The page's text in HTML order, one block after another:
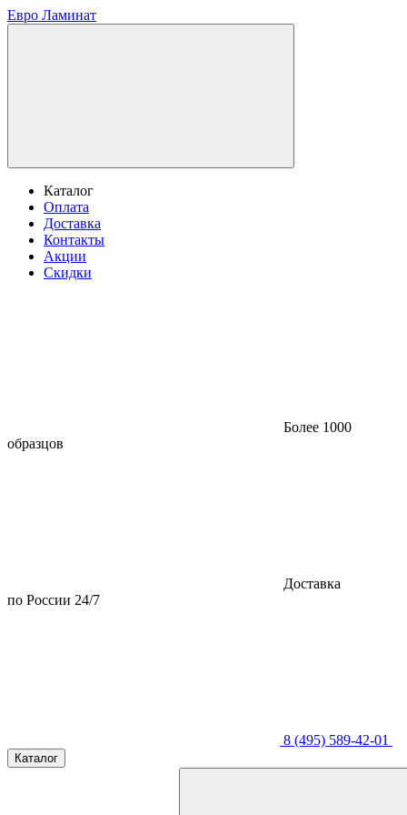
Евро Ламинат
Каталог
Оплата
Доставка
Контакты
Акции
Скидки
Более 1000
образцов
Доставка
по России 24/7
8 (495) 589-42-01
Каталог